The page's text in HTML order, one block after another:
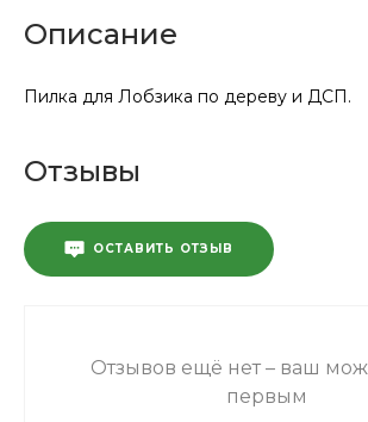
Описание
Пилка для Лобзика по дереву и ДСП.
Отзывы
ОСТАВИТЬ ОТЗЫВ
Отзывов ещё нет – ваш
первым